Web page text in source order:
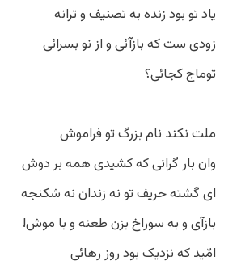
یاد تو بود زنده به تصنیف و ترانه
زودی ست که بازآئی و از نو بسرائی
توماج کجائی؟
ملت نکند نام بزرگ تو فراموش
وان بار گرانی که کشیدی همه بر دوش
ای گشته حریف تو نه زندان نه شکنجه
بازآی و به سوراخ بزن طعنه و با موش!
امّید که نزدیک بود روز رهائی